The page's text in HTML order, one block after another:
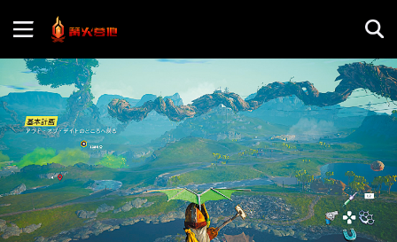
首页
游戏评测
地图攻略